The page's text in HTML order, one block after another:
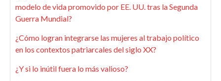
modelo de vida promovido por EE. UU. tras la Segunda
Guerra Mundial?
¿Cómo logran integrarse las mujeres al trabajo político
en los contextos patriarcales del siglo XX?
¿Y si lo inútil fuera lo más valioso?